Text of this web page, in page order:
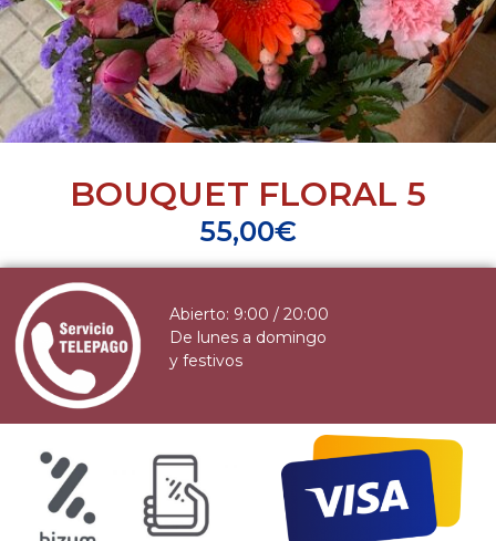
BOUQUET FLORAL 5
55,00€
Abierto: 9:00 / 20:00
De lunes a domingo
y festivos